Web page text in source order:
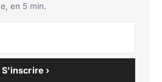
en 5 min.
S'inscrire ›